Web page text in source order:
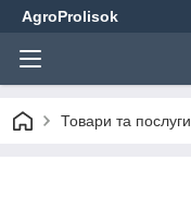
AgroProlisok
Товари та послуги